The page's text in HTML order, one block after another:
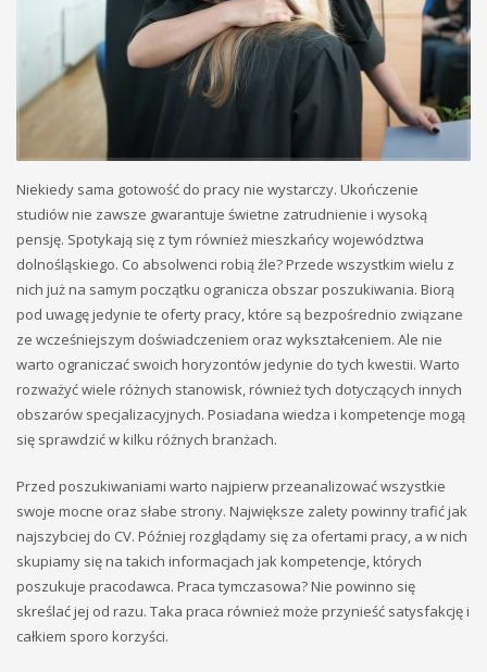
Niekiedy sama gotowość do pracy nie wystarczy. Ukończenie
studiów nie zawsze gwarantuje świetne zatrudnienie i wysoką
pensję. Spotykają się z tym również mieszkańcy województwa
dolnośląskiego. Co absolwenci robią źle? Przede wszystkim wielu z
nich już na samym początku ogranicza obszar poszukiwania. Biorą
pod uwagę jedynie te oferty pracy, które są bezpośrednio związane
ze wcześniejszym doświadczeniem oraz wykształceniem. Ale nie
warto ograniczać swoich horyzontów jedynie do tych kwestii. Warto
rozważyć wiele różnych stanowisk, również tych dotyczących innych
obszarów specjalizacyjnych. Posiadana wiedza i kompetencje mogą
się sprawdzić w kilku różnych branżach.
Przed poszukiwaniami warto najpierw przeanalizować wszystkie
swoje mocne oraz słabe strony. Największe zalety powinny trafić jak
najszybciej do CV. Później rozglądamy się za ofertami pracy, a w nich
skupiamy się na takich informacjach jak kompetencje, których
poszukuje pracodawca. Praca tymczasowa? Nie powinno się
skreślać jej od razu. Taka praca również może przynieść satysfakcję i
całkiem sporo korzyści.